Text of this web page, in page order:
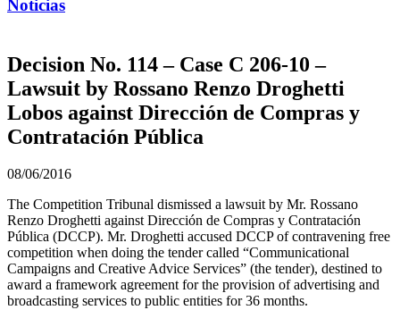
Noticias
Decision No. 114 – Case C 206-10 –
Lawsuit by Rossano Renzo Droghetti
Lobos against Dirección de Compras y
Contratación Pública
08/06/2016
The Competition Tribunal dismissed a lawsuit by Mr. Rossano
Renzo Droghetti against Dirección de Compras y Contratación
Pública (DCCP). Mr. Droghetti accused DCCP of contravening free
competition when doing the tender called “Communicational
Campaigns and Creative Advice Services” (the tender), destined to
award a framework agreement for the provision of advertising and
broadcasting services to public entities for 36 months.